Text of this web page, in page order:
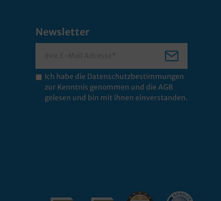
Newsletter
Ich habe die Datenschutzbestimmungen
zur Kenntnis genommen und die AGB
gelesen und bin mit ihnen einverstanden.